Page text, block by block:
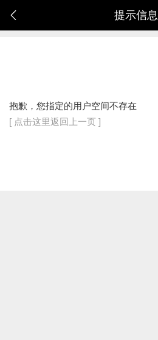
提示信息
抱歉，您指定的用户空间不存在
[ 点击这里返回上一页 ]